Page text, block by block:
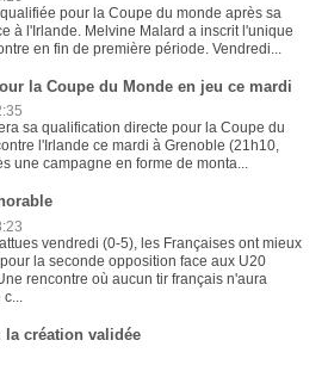
pour la Coupe du monde après sa
à l'Irlande. Melvine Malard a inscrit l'unique
en fin de première période. Vendredi...
la Coupe du Monde en jeu ce mardi
sa qualification directe pour la Coupe du
l'Irlande ce mardi à Grenoble (21h10,
une campagne en forme de monta...
vendredi (0-5), les Françaises ont mieux
la seconde opposition face aux U20
rencontre où aucun tir français n'aura
la création validée